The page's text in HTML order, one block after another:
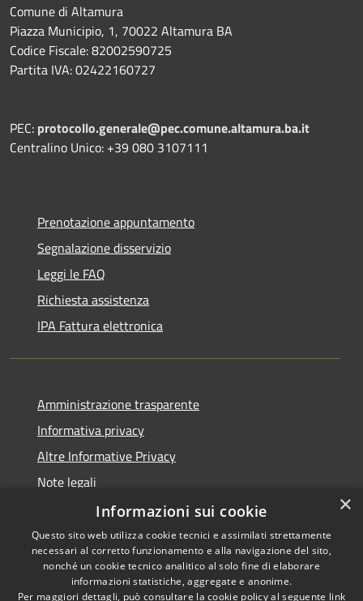
Comune di Altamura
Piazza Municipio, 1, 70022 Altamura BA
Codice Fiscale: 82002590725
Partita IVA: 02422160727
PEC: protocollo.generale@pec.comune.altamura.ba.it
Centralino Unico: +39 080 3107111
Prenotazione appuntamento
Segnalazione disservizio
Leggi le FAQ
Richiesta assistenza
IPA Fattura elettronica
Amministrazione trasparente
Informativa privacy
Altre Informative Privacy
Note legali
Dichiarazione di accessibilità
RSS
Copyright © 2026 • Comune di
×
Informazioni sui cookie
Questo sito web utilizza cookie tecnici e assimilati strettamente
necessari al corretto funzionamento e alla navigazione del sito,
nonché un cookie tecnico analitico al solo fine di elaborare
informazioni statistiche, aggregate e anonime.
Per maggiori dettagli, può consultare la cookie policy al seguente link